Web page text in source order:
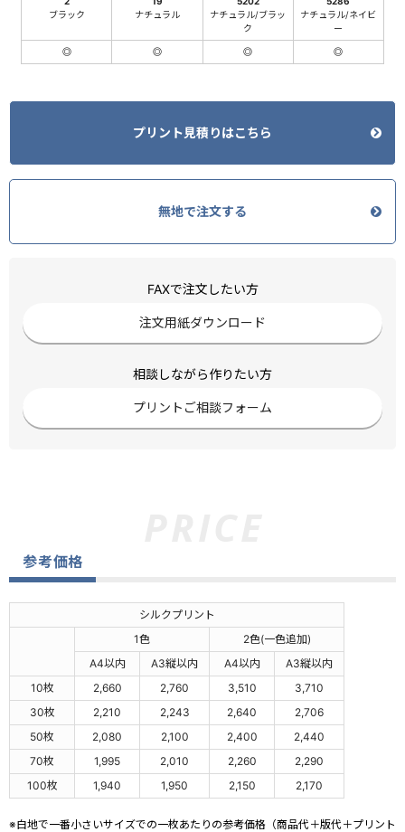
ブラック
◎
ナチュラル
◎
ナチュラル/ブラッ
ク
◎
ナチュラル/ネイビ
ー
◎
プリント見積りはこちら
無地で注文する
FAXで注文したい方
注文用紙ダウンロード
相談しながら作りたい方
プリントご相談フォーム
参考価格
シルクプリント
1色
2色(一色追加)
A4以内
A3縦以内 A4以内
A3縦以内
10枚
2,660 2,760 3,510
3,710
30枚
2,210 2,243 2,640
2,706
50枚
2,080 2,100 2,400
2,440
70枚
1,995 2,010 2,260
2,290
100枚
1,940 1,950 2,150 2,170
※白地で一番小さいサイズでの一枚あたりの参考価格（商品代＋版代＋プリント